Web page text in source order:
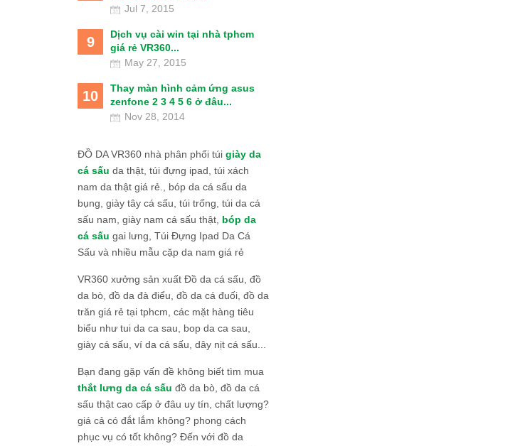
Jul 7, 2015
9
Dịch vụ cài win tại nhà tphcm
giá rẻ VR360...
May 27, 2015
10
Thay màn hình cảm ứng asus
zenfone 2 3 4 5 6 ở đâu...
Nov 28, 2014
ĐỒ DA VR360 nhà phân phối túi giày da
cá sấu da thật, túi đựng ipad, túi xách
nam da thật giá rẻ., bóp da cá sấu da
bụng, giày tây cá sấu, túi trống, túi da cá
sấu nam, giày nam cá sấu thật, bóp da
cá sấu gai lưng, Túi Đựng Ipad Da Cá
Sấu và nhiều mẫu cặp da nam giá rẻ
VR360 xưởng sản xuất Đồ da cá sấu, đồ
da bò, đồ da đà điểu, đồ da cá đuối, đồ da
trăn giá rẻ tại tphcm, các mặt hàng tiêu
biểu như tui da ca sau, bop da ca sau,
giày cá sấu, ví da cá sấu, dây nịt cá sấu...
Bạn đang gặp vấn đề không biết tìm mua
thắt lưng da cá sấu đồ da bò, đồ da cá
sấu thật cao cấp ở đâu uy tín, chất lượng?
giá cả có đắt lắm không? phong cách
phục vụ có tốt không? Đến với đồ da